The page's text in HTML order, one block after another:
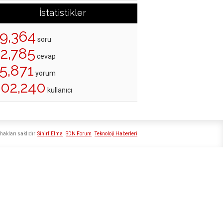
İstatistikler
soru
cevap
yorum
kullanıcı
SihirliElma SDN Forum Teknoloji Haberleri
saklıdır